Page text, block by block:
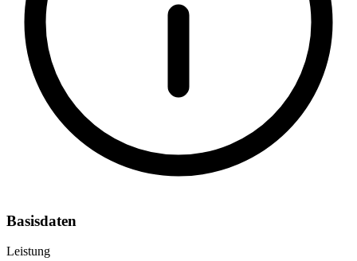
Basisdaten
Leistung